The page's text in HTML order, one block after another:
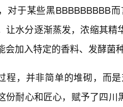
对于某些黑BBBBBBBBB
让水分逐渐蒸发，浓缩其
会加入特定的香料、发酵菌
程，并非简单的堆砌，而
份耐心和匠心，赋予了四